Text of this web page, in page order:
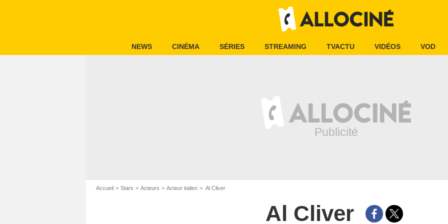
NEWS CINÉMA SÉRIES STREAMING TVACTU VIDÉOS VOD
Accueil Stars Acteurs Acteur italien Al Cliver
Al Cliver